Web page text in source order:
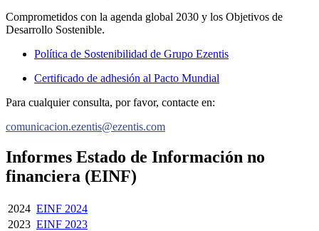
Comprometidos con la agenda global 2030 y los Objetivos de
Desarrollo Sostenible.
Política de Sostenibilidad de Grupo Ezentis
Certificado de adhesión al Pacto Mundial
Para cualquier consulta, por favor, contacte en:
comunicacion.ezentis@ezentis.com
Informes Estado de Información no
financiera (EINF)
2024 EINF 2024
2023 EINF 2023